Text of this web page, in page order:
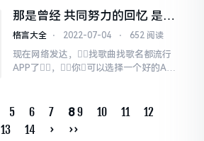
我所爱◆###高姿态、男子###q
q女生超拽霸气网名：│妖娆、女人最玩
京街道的...
那是曾经 共同努力的回忆 是谁
唱？
格言大全 ⋅ 2022-07-04 ⋅ 652 阅读
现在网络发达，找歌曲找歌名都流行
APP了，你可以选择一个好的AP
唱者，所属专辑都能识别，能一目
找，很实用的呢！有个软件叫，
5 6 7 8 9 10 11
12
13
14 › ››